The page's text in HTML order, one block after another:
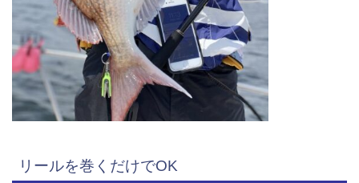
リールを巻くだけでOK